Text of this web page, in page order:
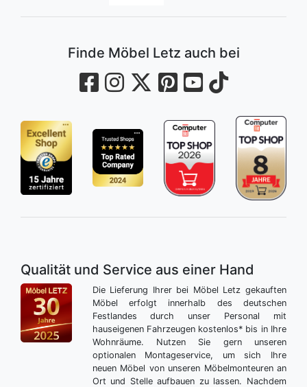
Finde Möbel Letz auch bei
Qualität und Service aus einer Hand
Die Lieferung Ihrer bei Möbel Letz gekauften
Möbel erfolgt innerhalb des deutschen
Festlandes durch unser Personal mit
hauseigenen Fahrzeugen kostenlos* bis in Ihre
Wohnräume. Nutzen Sie gern unseren
optionalen Montageservice, um sich Ihre
neuen Möbel von unseren Möbelmonteuren an
Ort und Stelle aufbauen zu lassen. Nachdem